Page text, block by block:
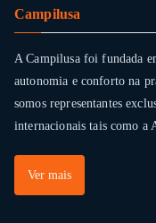
Campilusa
A Campilusa foi fundada
autonomia e conforto na
somos representantes
internacionais tais como a
Ver mais